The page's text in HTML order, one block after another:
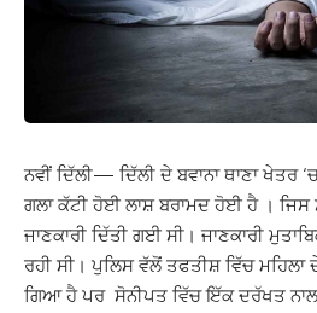
ਨਵੀਂ ਦਿੱਲੀ— ਦਿੱਲੀ ਦੇ ਬਵਾਨਾ ਥਾਣਾ ਖੇਤਰ
ਗਲਾ ਕੱਟੀ ਹੋਈ ਲਾਸ਼ ਬਰਾਮਦ ਹੋਈ ਹੈ । ਜਿਸ
ਜਾਣਕਾਰੀ ਦਿੱਤੀ ਗਈ ਸੀ। ਜਾਣਕਾਰੀ
ਰਹੀ ਸੀ। ਪੁਲਿਸ ਵੱਲੋਂ ਤਫਤੀਸ਼ ਵਿੱਚ ਮਹਿਲਾ
ਗਿਆ ਹੈ ਪਰ ਸੋਨੀਪਤ ਵਿੱਚ ਇੱਕ ਦਰੱਖਤ